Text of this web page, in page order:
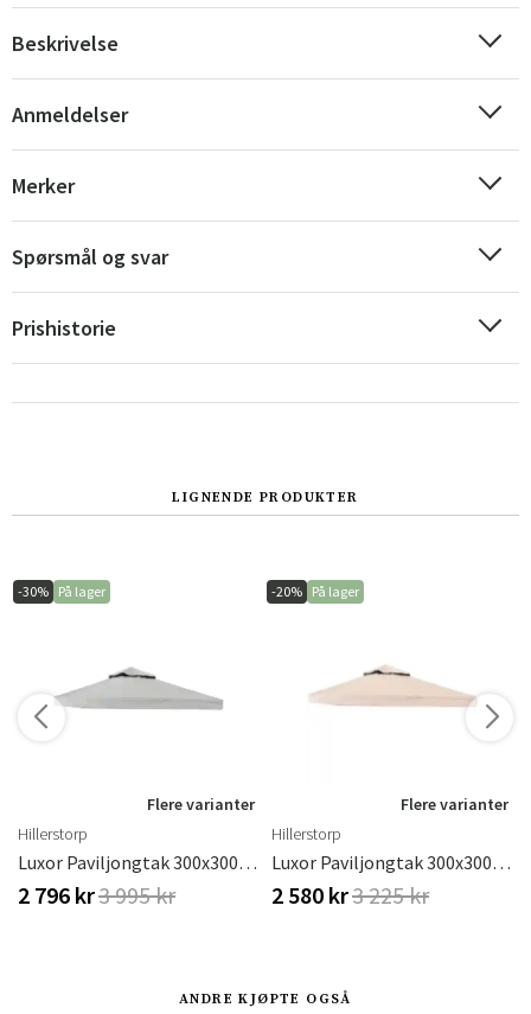
Beskrivelse
Anmeldelser
Merker
Spørsmål og svar
Prishistorie
LIGNENDE PRODUKTER
-30% På lager
Flere varianter
Hillerstorp
Luxor Paviljongtak 300x300 Cm I Grå Polyester
2 796 kr3 995 kr
-20% På lager
Flere varianter
Hillerstorp
Luxor Paviljongtak 300x300 Cm I Beige Polyester
2 580 kr3 225 kr
ANDRE KJØPTE OGSÅ